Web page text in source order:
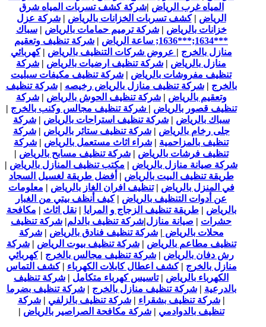
المياه غرب الرياض |شركة كشف تسربات المياه شرق
الرياض |كشف تسربات الخزانات بالرياض |شركة عزل
خزانات بالرياض |شركة ترميم حمامات بالرياض |سباك
***1634;***1636; ساعة الرياض
| شركة تنظيف وتعقيم
منازل بالخرج | عروض شركات التنظيف بالرياض |كهربائي
منازل بالرياض | شركة تنظيف ارضيات بالرياض | شركة
تنظيف مفروشات بالرياض | شركة تنظيف مكيفات سبليت
بالخرج |شركة تنظيف منازل بالرياض رخيصه |شركة تنظيف
وتعقيم بالرياض |شركة تنظيف الحوش بالرياض |شركة
تنظيف قصور بالرياض | شركة تنظيف مجالس وكنب بالخرج |
سباك بالرياض |شركة تنظيف استراحات بالرياض |شركة
جلى رخام بالرياض |شركة تنظيف ستائر بالرياض |شركة
تنظيف بالمزاحمية | شراء اثاث مستعمل بالرياض | شركة
تنظيف فرشات بالرياض |شركة تنظيف مسابح بالرياض |
شركة صيانة منازل بالرياض | مكتب تنظيف المنازل بالرياض |
طريقة تنظيف البيت بالرياض | أفضل طريقة لغسيل السجاد
في المنزل بالرياض |تنظيف افران الغاز بالرياض | معلومات
عن أدوات التنظيف بالرياض |كيف أنظف بيتي من الغبار
بالرياض |طريقة تنظيف الزجاج و المرايا |نقل اثاث | مكافحة
حشرات | صيانة منازل|شركة تنظيف بالدلم| شركة تنظيف
محلات بالرياض |شركة تنظيف فنادق بالرياض |شركة
تنظيف مطاعم بالرياض |شركة تنظيف بيوت الرياض |شركة
رش دفان بالرياض | شركة تنظيف مجالس بالخرج |كهربائي
منازل بالخرج |كشف اعطال كابلات الكهرباء |كشف التماس
الكهرباء بالرياض |تاسيس كهرباء متكامل | شركة تنظيف
بالدرعية |شركة تنظيف منازل بالخرج |شركة تنظيف بضرما
|شركة تنظيف بشقراء |شركة تنظيف بالزلفي |شركة
تنظيف بالدوادمي |شركة مكافحة الصراصير بالرياض |